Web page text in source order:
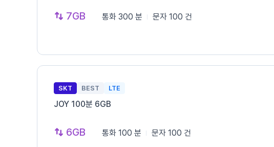
7GB 통화 300 분 문자 100 건
SKT BEST LTE
JOY 100분 6GB
6GB 통화 100 분 문자 100 건